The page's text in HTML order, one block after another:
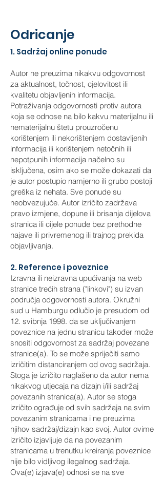
Odricanje
1. Sadržaj online ponude
Autor ne preuzima nikakvu odgovornost
za aktualnost, točnost, cjelovitost ili
kvalitetu objavljenih informacija.
Potraživanja odgovornosti protiv autora
koja se odnose na bilo kakvu materijalnu ili
nematerijalnu štetu prouzročenu
korištenjem ili nekorištenjem dostavljenih
informacija ili korištenjem netočnih ili
nepotpunih informacija načelno su
isključena, osim ako se može dokazati da
je autor postupio namjerno ili grubo postoji
greška iz nehata. Sve ponude su
neobvezujuće. Autor izričito zadržava
pravo izmjene, dopune ili brisanja dijelova
stranica ili cijele ponude bez prethodne
najave ili privremenog ili trajnog prekida
objavljivanja.
2. Reference i poveznice
Izravna ili neizravna upućivanja na web
stranice trećih strana ("linkovi") su izvan
područja odgovornosti autora. Okružni
sud u Hamburgu odlučio je presudom od
12. svibnja 1998. da se uključivanjem
poveznice na jednu stranicu također može
snositi odgovornost za sadržaj povezane
stranice(a). To se može spriječiti samo
izričitim distanciranjem od ovog sadržaja.
Stoga je izričito naglašeno da autor nema
nikakvog utjecaja na dizajn i/ili sadržaj
povezanih stranica(a). Autor se stoga
izričito ograđuje od svih sadržaja na svim
povezanim stranicama i ne preuzima
njihov sadržaj/dizajn kao svoj. Autor ovime
izričito izjavljuje da na povezanim
stranicama u trenutku kreiranja poveznice
nije bilo vidljivog ilegalnog sadržaja.
Ova(e) izjava(e) odnosi se na sve